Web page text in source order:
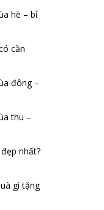
hè – bỉ
cần
đông –
thu –
nhất?
gì tặng